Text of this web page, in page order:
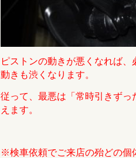
ピストンの動きが悪くなれば
動きも渋くなります。
従って、最悪は「常時引きず
えます。
※検車依頼でご来店の殆どの個